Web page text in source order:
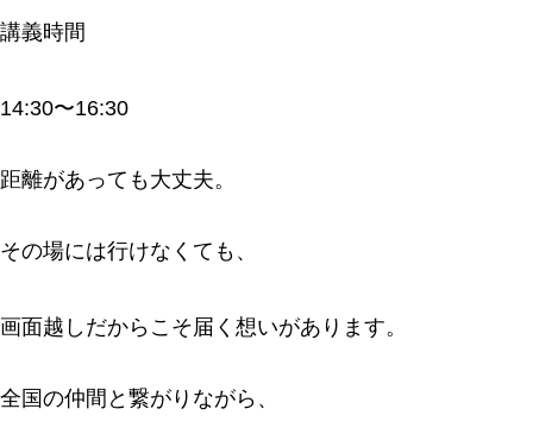
講義時間
14:30〜16:30
距離があっても大丈夫。
その場には行けなくても、
画面越しだからこそ届く想いがあります。
全国の仲間と繋がりながら、